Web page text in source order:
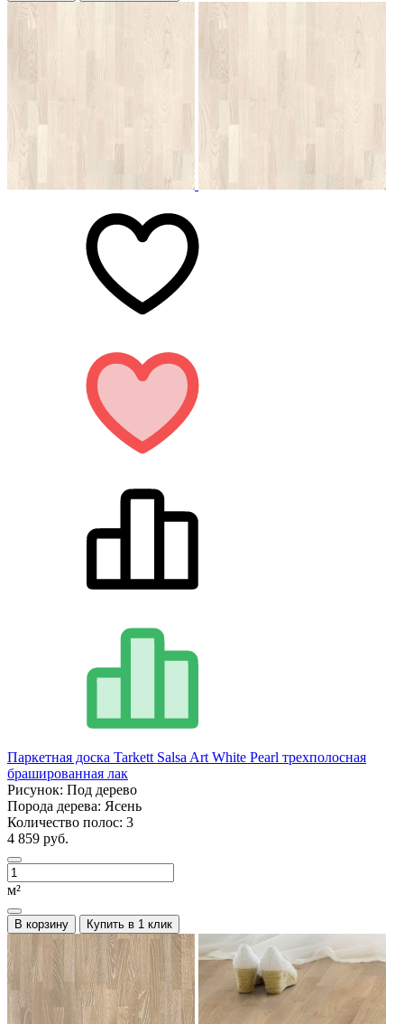
Паркетная доска Tarkett Salsa Art White Pearl трехполосная
брашированная лак
Рисунок: Под дерево
Порода дерева: Ясень
Количество полос: 3
4 859 руб.
м²
В корзину Купить в 1 клик